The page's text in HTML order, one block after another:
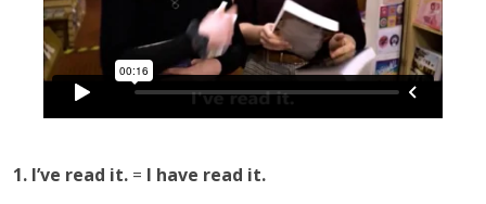
1. I’ve read it. = I have read it.